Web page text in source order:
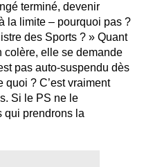
terminé, devenir
la limite – pourquoi pas ?
des Sports ? » Quant
colère, elle se demande
pas auto-suspendu dès
? C’est vraiment
Si le PS ne le
qui prendrons la